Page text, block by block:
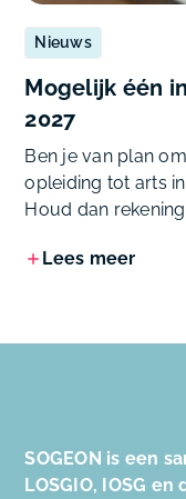
Nieuws
Mogelijk één
2027
Ben je van plan
opleiding tot arts
Houd dan
Lees meer
SOGEON is een
LOSGIO, IOSG